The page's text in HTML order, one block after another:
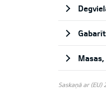
Saskaņā ar